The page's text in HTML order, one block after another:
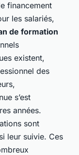
financement
les salariés,
de formation
existent,
des
s’est
années.
sont
leur suivie. Ces